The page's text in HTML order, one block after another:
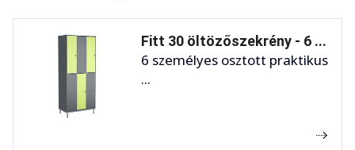
Fitt 30 öltözőszekrény - 6 ...
6 személyes osztott praktikus
...